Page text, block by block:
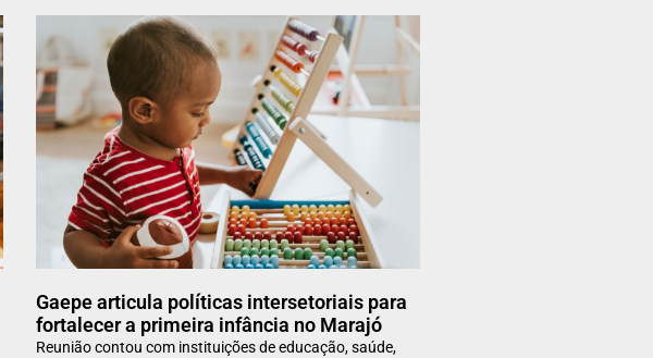
Gaepe articula políticas intersetoriais para
fortalecer a primeira infância no Marajó
Reunião contou com instituições de educação, saúde,